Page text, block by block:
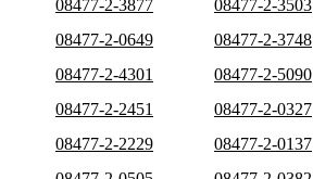
08477-2-3877 08477-2-3503
08477-2-0649
08477-2-3748
08477-2-4301
08477-2-5090
08477-2-2451
08477-2-0327
08477-2-2229
08477-2-0137